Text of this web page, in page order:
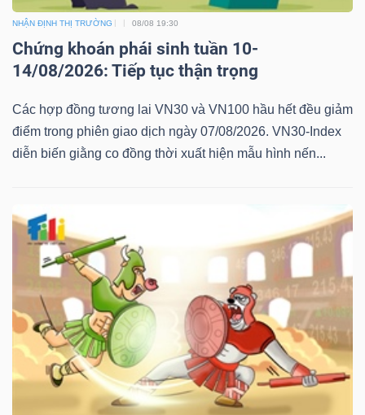
NHẬN ĐỊNH THỊ TRƯỜNG 08/08 19:30
Chứng khoán phái sinh tuần 10-
14/08/2026: Tiếp tục thận trọng
Các hợp đồng tương lai VN30 và VN100 hầu hết đều giảm
điểm trong phiên giao dịch ngày 07/08/2026. VN30-Index
diễn biến giằng co đồng thời xuất hiện mẫu hình nến...
tích
(-)
ngữ
(-)
(-)
Đào
tạo